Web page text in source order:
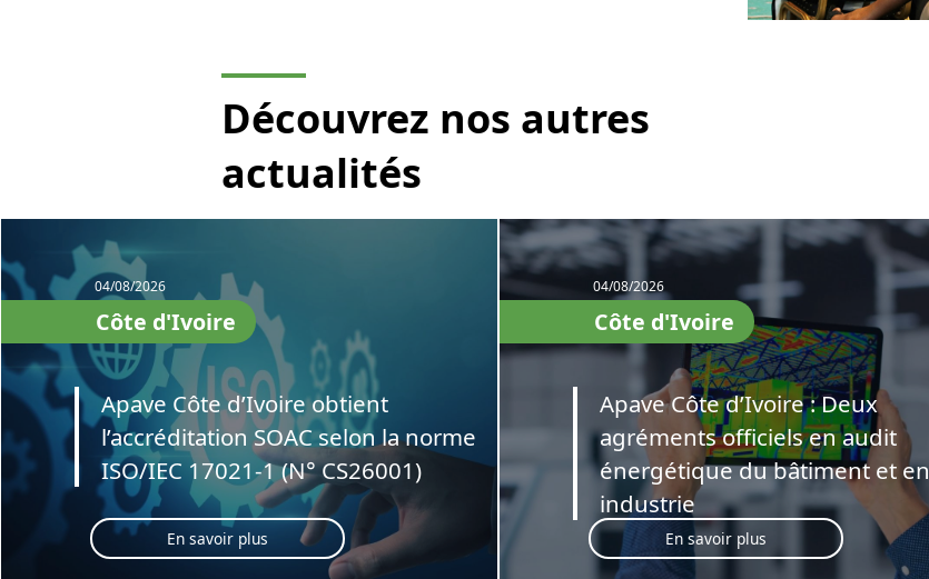
Découvrez nos autres
actualités
04/08/2026
Côte d'Ivoire
Apave Côte d’Ivoire obtient
l’accréditation SOAC selon la norme
ISO/IEC 17021-1 (N° CS26001)
En savoir plus
04/08/2026
Côte d'Ivoire
Apave Côte d’Ivoire : Deux
agréments officiels en audit
énergétique du bâtiment et en
industrie
En savoir plus